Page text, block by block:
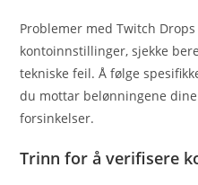
Problemer med Twitch
kontoinnstillinger, sjekke
tekniske feil. Å følge
du mottar belønningene
forsinkelser.
Trinn for å verifisere